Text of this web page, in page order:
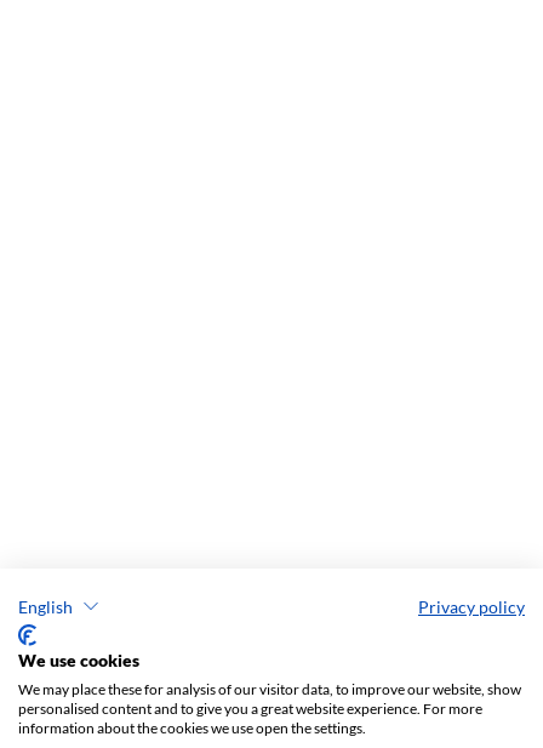
English Privacy policy
We use cookies
We may place these for analysis of our visitor data, to improve our website, show
personalised content and to give you a great website experience. For more
information about the cookies we use open the settings.